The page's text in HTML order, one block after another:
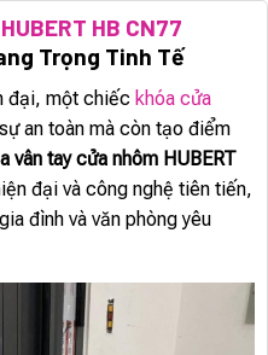
HB CN77
Trọng Tinh Tế
đại, một chiếc khóa cửa
an toàn mà còn tạo điểm
vân tay cửa nhôm HUBERT
đại và công nghệ tiên tiến,
đình và văn phòng yêu